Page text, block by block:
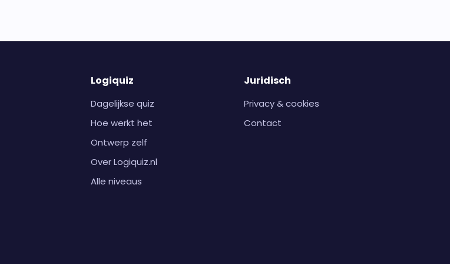
Logiquiz
Dagelijkse quiz
Hoe werkt het
Ontwerp zelf
Over Logiquiz.nl
Alle niveaus
Juridisch
Privacy & cookies
Contact